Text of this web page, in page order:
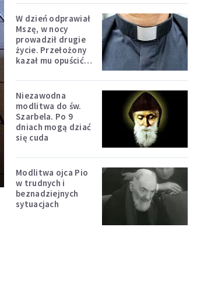
W dzień odprawiał
Mszę, w nocy
prowadził drugie
życie. Przełożony
kazał mu opuścić
Niezawodna
modlitwa do św.
Szarbela. Po 9
dniach mogą dziać
się cuda
Modlitwa ojca Pio
w trudnych i
beznadziejnych
sytuacjach